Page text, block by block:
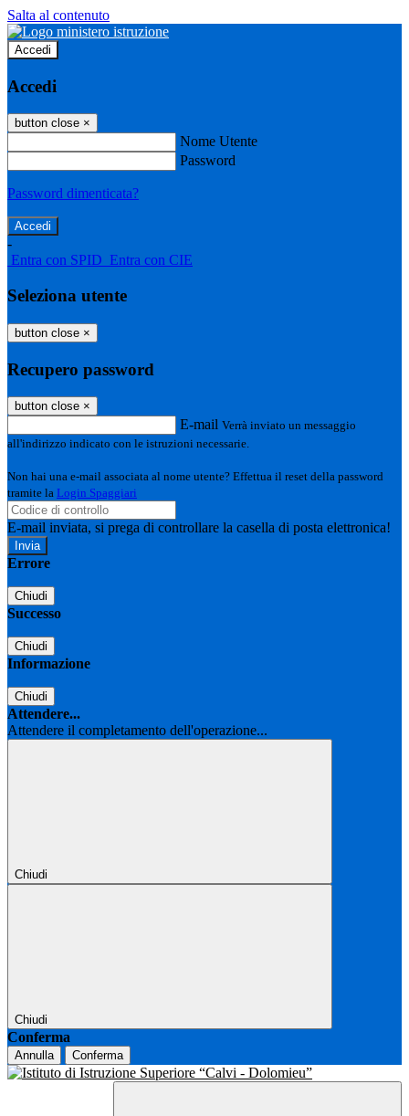
Salta al contenuto
Accedi
Accedi
button close ×
Nome Utente
Password
Password dimenticata?
-
Entra con SPID Entra con CIE
Seleziona utente
button close ×
Recupero password
button close ×
E-mail Verrà inviato un messaggio
all'indirizzo indicato con le istruzioni necessarie.
Non hai una e-mail associata al nome utente? Effettua il reset della password
tramite la Login Spaggiari
E-mail inviata, si prega di controllare la casella di posta elettronica!
Errore
Chiudi
Successo
Chiudi
Informazione
Chiudi
Attendere...
Attendere il completamento dell'operazione...
Chiudi
Chiudi
Conferma
Annulla Conferma